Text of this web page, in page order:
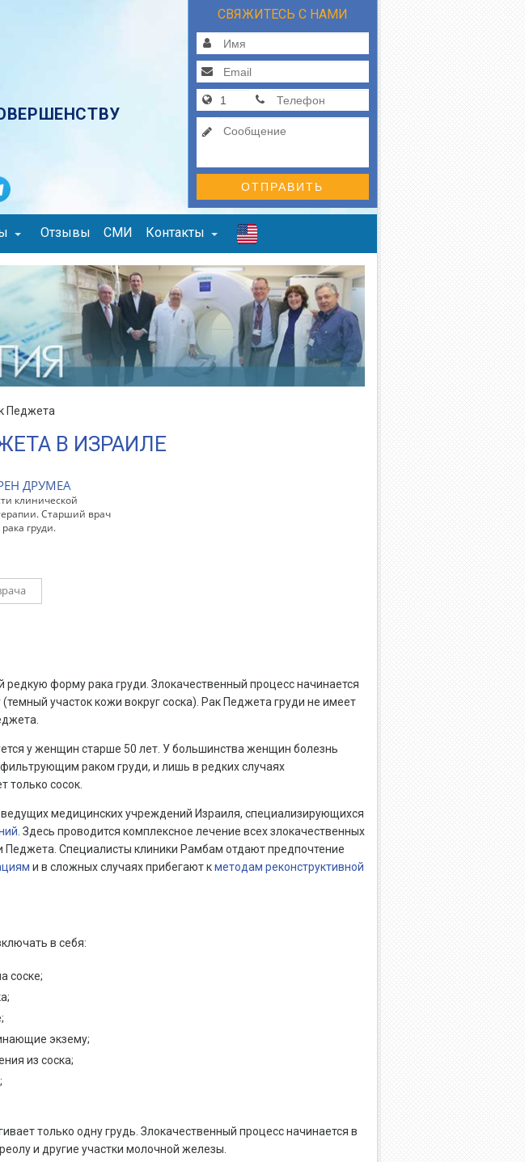
СВЯЖИТЕСЬ С НАМИ
ОТПРАВИТЬ
Отзывы СМИ Контакты
Педжета
В ИЗРАИЛЕ
ДРУМЕА
клинической
Старший врач
груди.
форму рака груди. Злокачественный процесс начинается
участок кожи вокруг соска). Рак Педжета груди не имеет
у женщин старше 50 лет. У большинства женщин болезнь
раком груди, и лишь в редких случаях
только сосок.
медицинских учреждений Израиля, специализирующихся
. Здесь проводится комплексное лечение всех злокачественных
Педжета. Специалисты клиники Рамбам отдают предпочтение
и в сложных случаях прибегают кметодам реконструктивной
в себя:
соске;
экзему;
из соска;
только одну грудь. Злокачественный процесс начинается в
и другие участки молочной железы.